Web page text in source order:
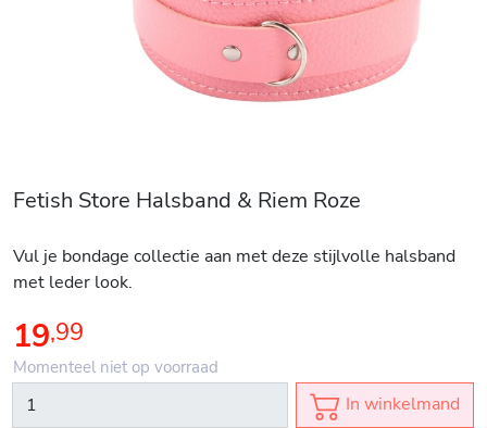
Fetish Store Halsband & Riem Roze
Vul je bondage collectie aan met deze stijlvolle halsband
met leder look.
19,99
Momenteel niet op voorraad
In winkelmand